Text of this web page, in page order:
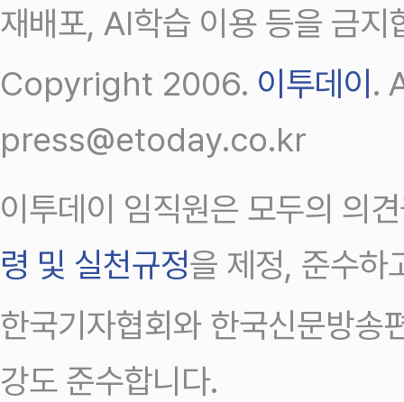
재배포, AI학습 이용 등을 금지
Copyright 2006. 이투데이.
press@etoday.co.kr
이투데이 임직원은 모두의 의
령 및 실천규정을 제정, 준수하
한국기자협회와 한국신문방송
강도 준수합니다.